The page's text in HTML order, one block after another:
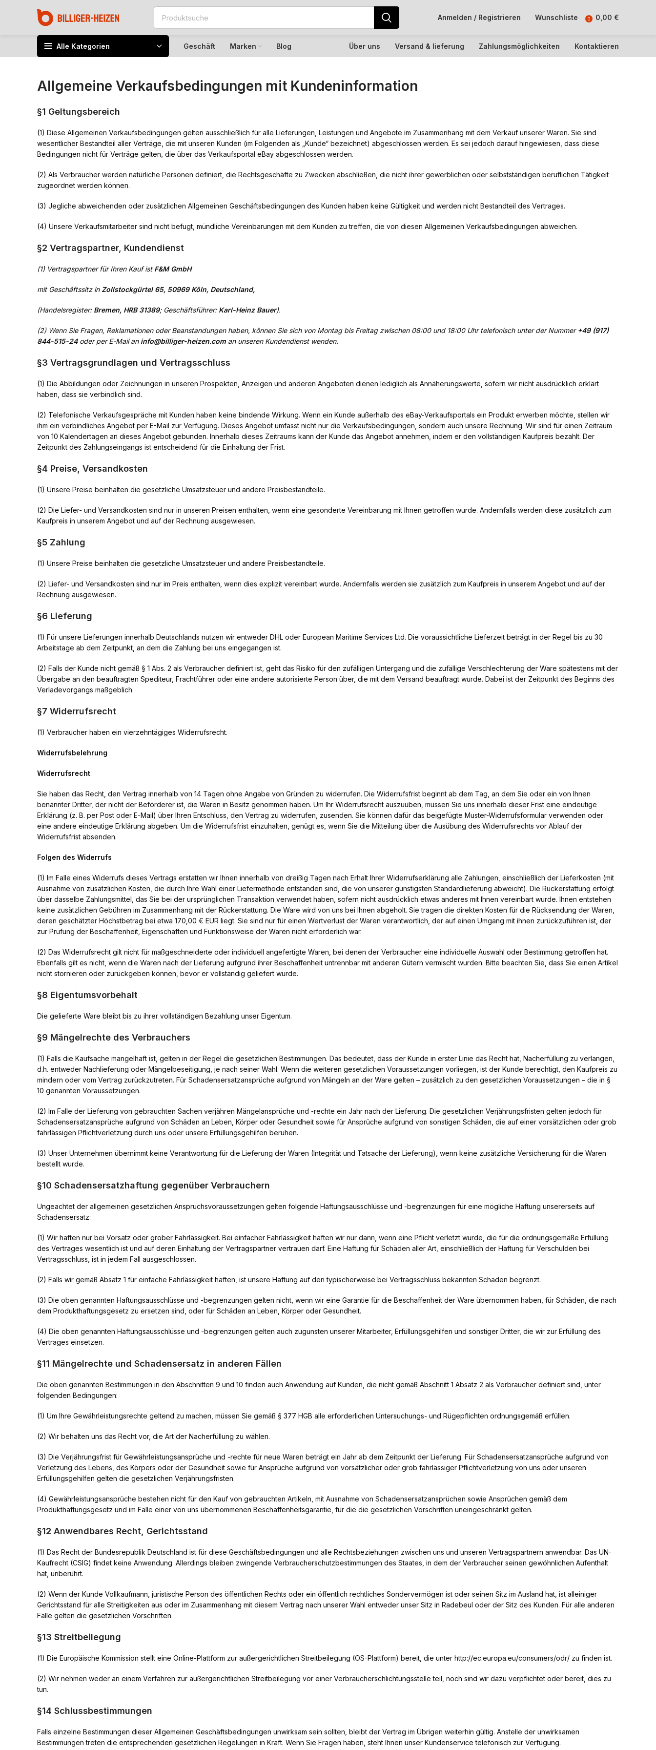
Anmelden / Registrieren Wunschliste 0 0,00 €
Alle Kategorien Geschäft Marken Blog Über uns Versand & lieferung Zahlungsmöglichkeiten Kontaktieren
Allgemeine Verkaufsbedingungen mit Kundeninformation
§1 Geltungsbereich
(1) Diese Allgemeinen Verkaufsbedingungen gelten ausschließlich für alle Lieferungen, Leistungen und Angebote im Zusammenhang mit dem Verkauf unserer Waren. Sie sind
wesentlicher Bestandteil aller Verträge, die mit unseren Kunden (im Folgenden als „Kunde“ bezeichnet) abgeschlossen werden. Es sei jedoch darauf hingewiesen, dass diese
Bedingungen nicht für Verträge gelten, die über das Verkaufsportal eBay abgeschlossen werden.
(2) Als Verbraucher werden natürliche Personen definiert, die Rechtsgeschäfte zu Zwecken abschließen, die nicht ihrer gewerblichen oder selbstständigen beruflichen Tätigkeit
zugeordnet werden können.
(3) Jegliche abweichenden oder zusätzlichen Allgemeinen Geschäftsbedingungen des Kunden haben keine Gültigkeit und werden nicht Bestandteil des Vertrages.
(4) Unsere Verkaufsmitarbeiter sind nicht befugt, mündliche Vereinbarungen mit dem Kunden zu treffen, die von diesen Allgemeinen Verkaufsbedingungen abweichen.
§2 Vertragspartner, Kundendienst
(1) Vertragspartner für Ihren Kauf ist F&M GmbH
mit Geschäftssitz in Zollstockgürtel 65, 50969 Köln, Deutschland,
(Handelsregister: Bremen, HRB 31389; Geschäftsführer: Karl-Heinz Bauer).
(2) Wenn Sie Fragen, Reklamationen oder Beanstandungen haben, können Sie sich von Montag bis Freitag zwischen 08:00 und 18:00 Uhr telefonisch unter der Nummer +49 (917)
844-515-24oder per E-Mail an info@billiger-heizen.com an unseren Kundendienst wenden.
§3 Vertragsgrundlagen und Vertragsschluss
(1) Die Abbildungen oder Zeichnungen in unseren Prospekten, Anzeigen und anderen Angeboten dienen lediglich als Annäherungswerte, sofern wir nicht ausdrücklich erklärt
haben, dass sie verbindlich sind.
(2) Telefonische Verkaufsgespräche mit Kunden haben keine bindende Wirkung. Wenn ein Kunde außerhalb des eBay-Verkaufsportals ein Produkt erwerben möchte, stellen wir
ihm ein verbindliches Angebot per E-Mail zur Verfügung. Dieses Angebot umfasst nicht nur die Verkaufsbedingungen, sondern auch unsere Rechnung. Wir sind für einen Zeitraum
von 10 Kalendertagen an dieses Angebot gebunden. Innerhalb dieses Zeitraums kann der Kunde das Angebot annehmen, indem er den vollständigen Kaufpreis bezahlt. Der
Zeitpunkt des Zahlungseingangs ist entscheidend für die Einhaltung der Frist.
§4 Preise, Versandkosten
(1) Unsere Preise beinhalten die gesetzliche Umsatzsteuer und andere Preisbestandteile.
(2) Die Liefer- und Versandkosten sind nur in unseren Preisen enthalten, wenn eine gesonderte Vereinbarung mit Ihnen getroffen wurde. Andernfalls werden diese zusätzlich zum
Kaufpreis in unserem Angebot und auf der Rechnung ausgewiesen.
§5 Zahlung
(1) Unsere Preise beinhalten die gesetzliche Umsatzsteuer und andere Preisbestandteile.
(2) Liefer- und Versandkosten sind nur im Preis enthalten, wenn dies explizit vereinbart wurde. Andernfalls werden sie zusätzlich zum Kaufpreis in unserem Angebot und auf der
Rechnung ausgewiesen.
§6 Lieferung
(1) Für unsere Lieferungen innerhalb Deutschlands nutzen wir entweder DHL oder European Maritime Services Ltd. Die voraussichtliche Lieferzeit beträgt in der Regel bis zu 30
Arbeitstage ab dem Zeitpunkt, an dem die Zahlung bei uns eingegangen ist.
(2) Falls der Kunde nicht gemäß § 1 Abs. 2 als Verbraucher definiert ist, geht das Risiko für den zufälligen Untergang und die zufällige Verschlechterung der Ware spätestens mit der
Übergabe an den beauftragten Spediteur, Frachtführer oder eine andere autorisierte Person über, die mit dem Versand beauftragt wurde. Dabei ist der Zeitpunkt des Beginns des
Verladevorgangs maßgeblich.
§7 Widerrufsrecht
(1) Verbraucher haben ein vierzehntägiges Widerrufsrecht.
Widerrufsbelehrung
Widerrufsrecht
Sie haben das Recht, den Vertrag innerhalb von 14 Tagen ohne Angabe von Gründen zu widerrufen. Die Widerrufsfrist beginnt ab dem Tag, an dem Sie oder ein von Ihnen
benannter Dritter, der nicht der Beförderer ist, die Waren in Besitz genommen haben. Um Ihr Widerrufsrecht auszuüben, müssen Sie uns innerhalb dieser Frist eine eindeutige
Erklärung (z. B. per Post oder E-Mail) über Ihren Entschluss, den Vertrag zu widerrufen, zusenden. Sie können dafür das beigefügte Muster-Widerrufsformular verwenden oder
eine andere eindeutige Erklärung abgeben. Um die Widerrufsfrist einzuhalten, genügt es, wenn Sie die Mitteilung über die Ausübung des Widerrufsrechts vor Ablauf der
Widerrufsfrist absenden.
Folgen des Widerrufs
(1) Im Falle eines Widerrufs dieses Vertrags erstatten wir Ihnen innerhalb von dreißig Tagen nach Erhalt Ihrer Widerrufserklärung alle Zahlungen, einschließlich der Lieferkosten (mit
Ausnahme von zusätzlichen Kosten, die durch Ihre Wahl einer Liefermethode entstanden sind, die von unserer günstigsten Standardlieferung abweicht). Die Rückerstattung erfolgt
über dasselbe Zahlungsmittel, das Sie bei der ursprünglichen Transaktion verwendet haben, sofern nicht ausdrücklich etwas anderes mit Ihnen vereinbart wurde. Ihnen entstehen
keine zusätzlichen Gebühren im Zusammenhang mit der Rückerstattung. Die Ware wird von uns bei Ihnen abgeholt. Sie tragen die direkten Kosten für die Rücksendung der Waren,
deren geschätzter Höchstbetrag bei etwa 170,00 € EUR liegt. Sie sind nur für einen Wertverlust der Waren verantwortlich, der auf einen Umgang mit ihnen zurückzuführen ist, der
zur Prüfung der Beschaffenheit, Eigenschaften und Funktionsweise der Waren nicht erforderlich war.
(2) Das Widerrufsrecht gilt nicht für maßgeschneiderte oder individuell angefertigte Waren, bei denen der Verbraucher eine individuelle Auswahl oder Bestimmung getroffen hat.
Ebenfalls gilt es nicht, wenn die Waren nach der Lieferung aufgrund ihrer Beschaffenheit untrennbar mit anderen Gütern vermischt wurden. Bitte beachten Sie, dass Sie einen Artikel
nicht stornieren oder zurückgeben können, bevor er vollständig geliefert wurde.
§8 Eigentumsvorbehalt
Die gelieferte Ware bleibt bis zu ihrer vollständigen Bezahlung unser Eigentum.
§9 Mängelrechte des Verbrauchers
(1) Falls die Kaufsache mangelhaft ist, gelten in der Regel die gesetzlichen Bestimmungen. Das bedeutet, dass der Kunde in erster Linie das Recht hat, Nacherfüllung zu verlangen,
d.h. entweder Nachlieferung oder Mängelbeseitigung, je nach seiner Wahl. Wenn die weiteren gesetzlichen Voraussetzungen vorliegen, ist der Kunde berechtigt, den Kaufpreis zu
mindern oder vom Vertrag zurückzutreten. Für Schadensersatzansprüche aufgrund von Mängeln an der Ware gelten – zusätzlich zu den gesetzlichen Voraussetzungen – die in §
10 genannten Voraussetzungen.
(2) Im Falle der Lieferung von gebrauchten Sachen verjähren Mängelansprüche und -rechte ein Jahr nach der Lieferung. Die gesetzlichen Verjährungsfristen gelten jedoch für
Schadensersatzansprüche aufgrund von Schäden an Leben, Körper oder Gesundheit sowie für Ansprüche aufgrund von sonstigen Schäden, die auf einer vorsätzlichen oder grob
fahrlässigen Pflichtverletzung durch uns oder unsere Erfüllungsgehilfen beruhen.
(3) Unser Unternehmen übernimmt keine Verantwortung für die Lieferung der Waren (Integrität und Tatsache der Lieferung), wenn keine zusätzliche Versicherung für die Waren
bestellt wurde.
§10 Schadensersatzhaftung gegenüber Verbrauchern
Ungeachtet der allgemeinen gesetzlichen Anspruchsvoraussetzungen gelten folgende Haftungsausschlüsse und -begrenzungen für eine mögliche Haftung unsererseits auf
Schadensersatz:
(1) Wir haften nur bei Vorsatz oder grober Fahrlässigkeit. Bei einfacher Fahrlässigkeit haften wir nur dann, wenn eine Pflicht verletzt wurde, die für die ordnungsgemäße Erfüllung
des Vertrages wesentlich ist und auf deren Einhaltung der Vertragspartner vertrauen darf. Eine Haftung für Schäden aller Art, einschließlich der Haftung für Verschulden bei
Vertragsschluss, ist in jedem Fall ausgeschlossen.
(2) Falls wir gemäß Absatz 1 für einfache Fahrlässigkeit haften, ist unsere Haftung auf den typischerweise bei Vertragsschluss bekannten Schaden begrenzt.
(3) Die oben genannten Haftungsausschlüsse und -begrenzungen gelten nicht, wenn wir eine Garantie für die Beschaffenheit der Ware übernommen haben, für Schäden, die nach
dem Produkthaftungsgesetz zu ersetzen sind, oder für Schäden an Leben, Körper oder Gesundheit.
(4) Die oben genannten Haftungsausschlüsse und -begrenzungen gelten auch zugunsten unserer Mitarbeiter, Erfüllungsgehilfen und sonstiger Dritter, die wir zur Erfüllung des
Vertrages einsetzen.
§11 Mängelrechte und Schadensersatz in anderen Fällen
Die oben genannten Bestimmungen in den Abschnitten 9 und 10 finden auch Anwendung auf Kunden, die nicht gemäß Abschnitt 1 Absatz 2 als Verbraucher definiert sind, unter
folgenden Bedingungen:
(1) Um Ihre Gewährleistungsrechte geltend zu machen, müssen Sie gemäß § 377 HGB alle erforderlichen Untersuchungs- und Rügepflichten ordnungsgemäß erfüllen.
(2) Wir behalten uns das Recht vor, die Art der Nacherfüllung zu wählen.
(3) Die Verjährungsfrist für Gewährleistungsansprüche und -rechte für neue Waren beträgt ein Jahr ab dem Zeitpunkt der Lieferung. Für Schadensersatzansprüche aufgrund von
Verletzung des Lebens, des Körpers oder der Gesundheit sowie für Ansprüche aufgrund von vorsätzlicher oder grob fahrlässiger Pflichtverletzung von uns oder unseren
Erfüllungsgehilfen gelten die gesetzlichen Verjährungsfristen.
(4) Gewährleistungsansprüche bestehen nicht für den Kauf von gebrauchten Artikeln, mit Ausnahme von Schadensersatzansprüchen sowie Ansprüchen gemäß dem
Produkthaftungsgesetz und im Falle einer von uns übernommenen Beschaffenheitsgarantie, für die die gesetzlichen Vorschriften uneingeschränkt gelten.
§12 Anwendbares Recht, Gerichtsstand
(1) Das Recht der Bundesrepublik Deutschland ist für diese Geschäftsbedingungen und alle Rechtsbeziehungen zwischen uns und unseren Vertragspartnern anwendbar. Das UN-
Kaufrecht (CSIG) findet keine Anwendung. Allerdings bleiben zwingende Verbraucherschutzbestimmungen des Staates, in dem der Verbraucher seinen gewöhnlichen Aufenthalt
hat, unberührt.
(2) Wenn der Kunde Vollkaufmann, juristische Person des öffentlichen Rechts oder ein öffentlich rechtliches Sondervermögen ist oder seinen Sitz im Ausland hat, ist alleiniger
Gerichtsstand für alle Streitigkeiten aus oder im Zusammenhang mit diesem Vertrag nach unserer Wahl entweder unser Sitz in Radebeul oder der Sitz des Kunden. Für alle anderen
Fälle gelten die gesetzlichen Vorschriften.
§13 Streitbeilegung
(1) Die Europäische Kommission stellt eine Online-Plattform zur außergerichtlichen Streitbeilegung (OS-Plattform) bereit, die unter http://ec.europa.eu/consumers/odr/ zu finden ist.
(2) Wir nehmen weder an einem Verfahren zur außergerichtlichen Streitbeilegung vor einer Verbraucherschlichtungsstelle teil, noch sind wir dazu verpflichtet oder bereit, dies zu
tun.
§14 Schlussbestimmungen
Falls einzelne Bestimmungen dieser Allgemeinen Geschäftsbedingungen unwirksam sein sollten, bleibt der Vertrag im Übrigen weiterhin gültig. Anstelle der unwirksamen
Bestimmungen treten die entsprechenden gesetzlichen Regelungen in Kraft. Wenn Sie Fragen haben, steht Ihnen unser Kundenservice telefonisch zur Verfügung.